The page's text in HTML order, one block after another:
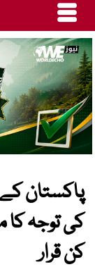
پاکستان
کی توجہ کا
کن قرار